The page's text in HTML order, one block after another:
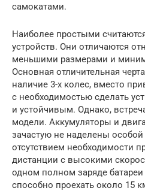
самокатами.
Наиболее простыми
устройств. Они отличаются
меньшими размерами и
Основная отличительная
наличие 3-х колес, вместо
с необходимостью сделать
и устойчивым. Однако,
модели. Аккумуляторы и
зачастую не наделены
отсутствием необходимости
дистанции с высокими
одном полном заряде батареи
способно проехать около 15